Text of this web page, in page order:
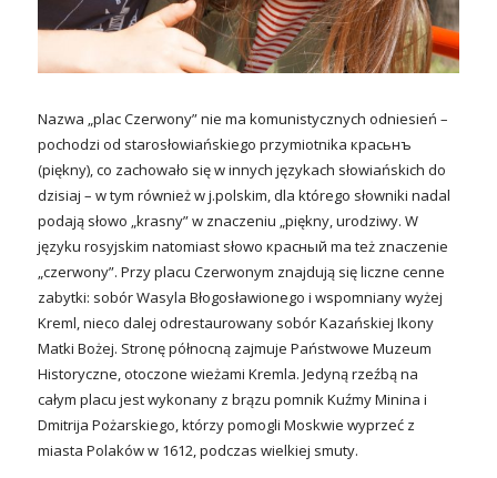
Nazwa „plac Czerwony” nie ma komunistycznych odniesień –
pochodzi od starosłowiańskiego przymiotnika красьнъ
(piękny), co zachowało się w innych językach słowiańskich do
dzisiaj – w tym również w j.polskim, dla którego słowniki nadal
podają słowo „krasny” w znaczeniu „piękny, urodziwy. W
języku rosyjskim natomiast słowo красный ma też znaczenie
„czerwony”. Przy placu Czerwonym znajdują się liczne cenne
zabytki: sobór Wasyla Błogosławionego i wspomniany wyżej
Kreml, nieco dalej odrestaurowany sobór Kazańskiej Ikony
Matki Bożej. Stronę północną zajmuje Państwowe Muzeum
Historyczne, otoczone wieżami Kremla. Jedyną rzeźbą na
całym placu jest wykonany z brązu pomnik Kuźmy Minina i
Dmitrija Pożarskiego, którzy pomogli Moskwie wyprzeć z
miasta Polaków w 1612, podczas wielkiej smuty.